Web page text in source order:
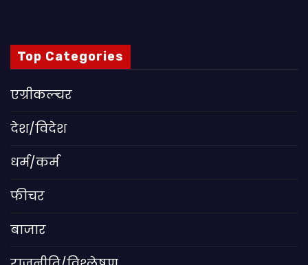
Top Categories
एग्रीकल्चर
देश/विदेश
धर्म/कर्म
फीचर
बाजार